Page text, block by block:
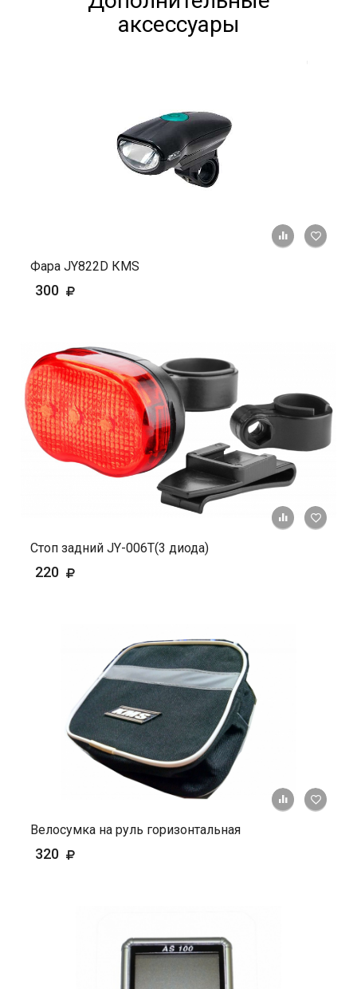
аксессуары
+ К
Фара JY822D КМS
300
+ К
Стоп задний JY-006Т(3 диода)
220
+ К
Велосумка на руль горизонтальная
320